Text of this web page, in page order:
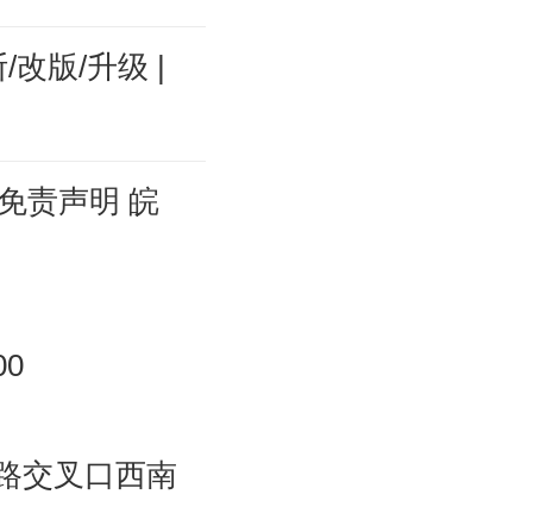
/改版/升级 |
责声明 皖
交叉口西南